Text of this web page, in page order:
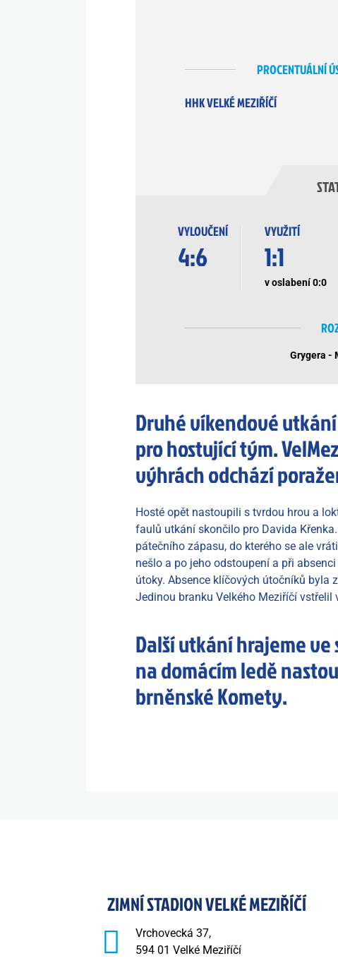
PROCENTUÁLNÍ
HHK VELKÉ MEZIŘÍČÍ
VYLOUČENÍ
4:6
VYUŽITÍ
1:1
v oslabení 0:0
Grygera -
Druhé víkendové
pro hostující tým.
výhrách odchází
Hosté opět nastoupili s tvrdou hrou a
faulů utkání skončilo pro Davida
pátečního zápasu, do kterého se ale
nešlo a po jeho odstoupení a při
útoky. Absence klíčových útočníků byla
Jedinou branku Velkého Meziříčí vstřelil
Další utkání hrajeme ve
na domácím ledě
brněnské Komety.
ZIMNÍ STADION VELKÉ MEZIŘÍČÍ
Vrchovecká 37,
594 01 Velké Meziříčí